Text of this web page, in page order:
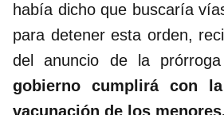
había dicho que buscaría
para detener esta orden,
del anuncio de la prórroga
gobierno cumplirá con
vacunación de los